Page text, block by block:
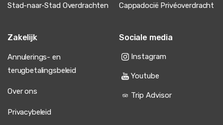
Stad-naar-Stad Overdrachten Cappadocië Privéoverdracht
Zakelijk
Annulerings- en
terugbetalingsbeleid
Over ons
Privacybeleid
Sociale media
Instagram
Youtube
Trip Advisor